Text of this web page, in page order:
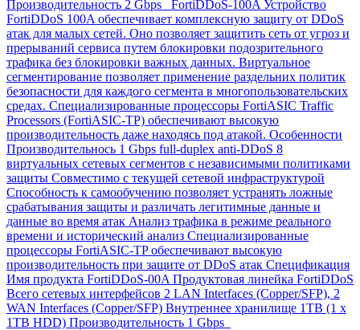
Производительность 2 Gbps FortiDDoS-100A Устройство
FortiDDoS 100A обеспечивает комплексную защиту от DDoS
атак для малых сетей. Оно позволяет защитить сеть от угроз и
прерываний сервиса путем блокировки подозрительного
трафика без блокировки важных данных. Виртуальное
сегментирование позволяет применение раздельних политик
безопасности для каждого сегмента в многопользовательских
средах. Специализированные процессоры FortiASIC Traffic
Processors (FortiASIC-TP) обеспечивают высокую
производительность даже находясь под атакой. Особенности
Производительнось 1 Gbps full-duplex anti-DDoS 8
виртуальных сетевых сегментов с независимыми политиками
защиты Совместимо с текущей сетевой инфраструктурой
Способность к самообучению позволяет устранять ложные
срабатывания защиты и различать легитимные данные и
данные во время атак Анализ трафика в режиме реального
времени и исторический анализ Специализированные
процессоры FortiASIC-TP обеспечивают высокую
производительность при защите от DDoS атак Спецификация
Имя продукта FortiDDoS-00A Продуктовая линейка FortiDDoS
Всего сетевых интерфейсов 2 LAN Interfaces (Copper/SFP), 2
WAN Interfaces (Copper/SFP) Внутреннее хранилище 1TB (1 x
1TB HDD) Производительность 1 Gbps